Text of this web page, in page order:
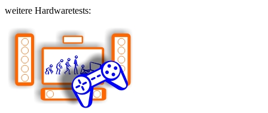
weitere Hardwaretests: